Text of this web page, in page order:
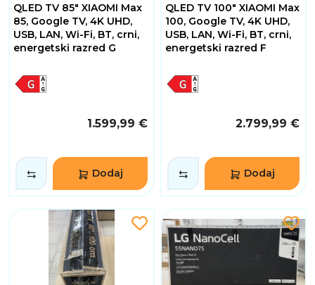
QLED TV 85" XIAOMI Max
85, Google TV, 4K UHD,
USB, LAN, Wi-Fi, BT, crni,
energetski razred G
1.599,99 €
Dodaj
QLED TV 100" XIAOMI Max
100, Google TV, 4K UHD,
USB, LAN, Wi-Fi, BT, crni,
energetski razred F
2.799,99 €
Dodaj